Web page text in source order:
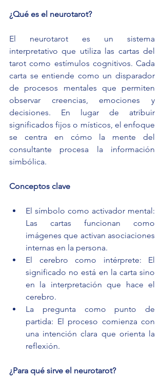
¿Qué es el neurotarot?
El neurotarot es un sistema
interpretativo que utiliza las cartas del
tarot como estímulos cognitivos. Cada
carta se entiende como un disparador
de procesos mentales que permiten
observar creencias, emociones y
decisiones. En lugar de atribuir
significados fijos o místicos, el enfoque
se centra en cómo la mente del
consultante procesa la información
simbólica.
Conceptos clave
El símbolo como activador mental:
Las cartas funcionan como
imágenes que activan asociaciones
internas en la persona.
El cerebro como intérprete: El
significado no está en la carta sino
en la interpretación que hace el
cerebro.
La pregunta como punto de
partida: El proceso comienza con
una intención clara que orienta la
reflexión.
¿Para qué sirve el neurotarot?